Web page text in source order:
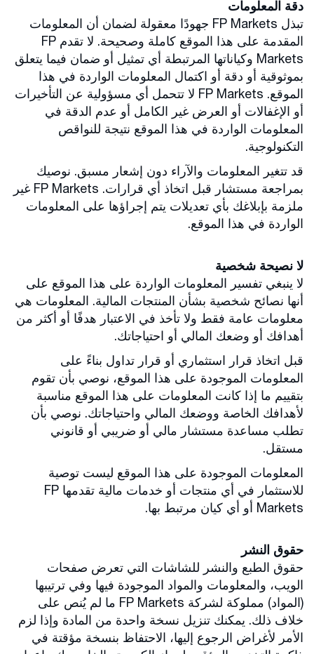
دقة المعلومات
تبذل FP Markets جهودًا معقولة لضمان أن المعلومات
المقدمة على هذا الموقع كاملة وصحيحة. لا تقدم FP
Markets وكياناتها المرتبطة أي تمثيل أو ضمان فيما يتعلق
بموثوقية أو دقة أو اكتمال المعلومات الواردة في هذا
الموقع. FP Markets لا تتحمل أي مسؤولية عن التأخيرات
أو الإغفالات أو العرض غير الكامل أو عدم الدقة في
المعلومات الواردة في هذا الموقع نتيجة للنواقص
التكنولوجية.
قد تتغير المعلومات والآراء دون إشعار مسبق. نوصيك
بمراجعة مستشار قبل اتخاذ أي قرارات. FP Markets غير
ملزمة بإبلاغك بأي تعديلات يتم إجراؤها على المعلومات
الواردة في هذا الموقع.
لا نصيحة شخصية
لا ينبغي تفسير المعلومات الواردة على هذا الموقع على
أنها نصائح شخصية بشأن المنتجات المالية. المعلومات هي
معلومات عامة فقط ولا تأخذ في الاعتبار هدفًا أو أكثر من
أهدافك أو وضعك المالي أو احتياجاتك.
قبل اتخاذ قرار استثماري أو قرار تداول بناءً على
المعلومات الموجودة على هذا الموقع، نوصي بأن تقوم
بتقييم ما إذا كانت المعلومات على هذا الموقع مناسبة
لأهدافك الخاصة ووضعك المالي واحتياجاتك. نوصي بأن
تطلب مساعدة مستشار مالي أو ضريبي أو قانوني
مستقل.
المعلومات الموجودة على هذا الموقع ليست توصية
للاستثمار في أي منتجات أو خدمات مالية تقدمها FP
Markets أو أي كيان مرتبط بها.
حقوق النشر
حقوق الطبع والنشر للشاشات التي تعرض صفحات
الويب، والمعلومات والمواد الموجودة فيها وفي ترتيبها
(المواد) مملوكة لشركة FP Markets ما لم يُنص على
خلاف ذلك. يمكنك تنزيل نسخة واحدة من المادة وإذا لزم
الأمر لأغراض الرجوع إليها، الاحتفاظ بنسخة مؤقتة في